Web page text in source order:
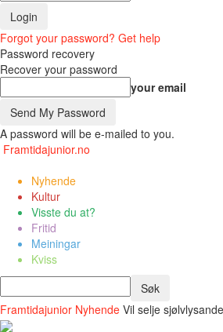
Forgot your password? Get help
Password recovery
Recover your password
your email
A password will be e-mailed to you.
Framtidajunior.no
Nyhende
Kultur
Visste du at?
Fritid
Meiningar
Kviss
Framtidajunior Nyhende Vil selje